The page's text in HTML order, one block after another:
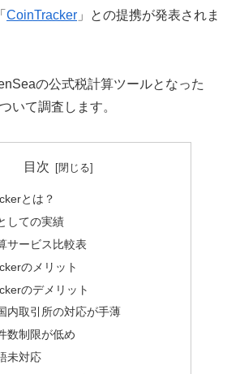
CoinTracker 」との提携が発表されま
の公式税計算ツールとなった
いて調査します。
目次
とは？
しての実績
サービス比較表
のメリット
のデメリット
内取引所の対応が手薄
数制限が低め
未対応